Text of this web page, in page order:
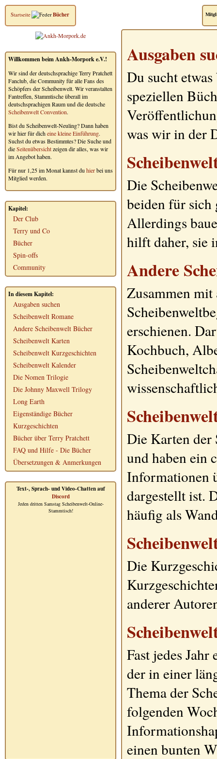
Startseite Bücher
Willkommen beim Ankh-Morpork e.V.!
Wir sind der deutschsprachige Terry Pratchett
Fanclub, die Community für alle Fans des
Schöpfers der Scheibenwelt. Wir veranstalten
Fantreffen, Stammtische überall im
deutschsprachigen Raum und die deutsche
Scheibenwelt Convention.
Bist du Scheibenwelt-Neuling? Dann haben
wir hier für dicheine kleine Einführung.
Suchst du etwas Bestimmtes? Die Suche und
dieSeitenübersichtzeigen dir alles, was wir
im Angebot haben.
Für nur 1,25 im Monat kannst du hierbei uns
Mitglied werden.
Kapitel:
Der Club
Terry und Co
Bücher
Spin-offs
Community
In diesem Kapitel:
Ausgaben suchen
Scheibenwelt Romane
Andere Scheibenwelt Bücher
Scheibenwelt Karten
Scheibenwelt Kurzgeschichten
Scheibenwelt Kalender
Die Nomen Trilogie
Die Johnny Maxwell Trilogy
Long Earth
Eigenständige Bücher
Kurzgeschichten
Bücher über Terry Pratchett
FAQ und Hilfe - Die Bücher
Übersetzungen & Anmerkungen
Text-, Sprach- und Video-Chatten auf
Discord
Jeden dritten Samstag Scheibenwelt-Online-
Stammtisch!
Ausgaben
Du sucht
speziellen
was wir in der
Die
beiden für sich
Allerdings
hilft daher, sie
Andere
Zusammen
erschienen.
Kochbuch,
Die Karten der
und haben ein
Informationen
dargestellt ist.
häufig als
Die
anderer
Fast jedes
der in einer
Thema der
folgenden
einen bunten